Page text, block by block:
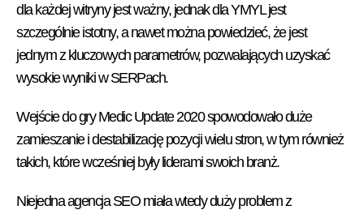
dla każdej witryny jest ważny, jednak dla YMYL jest
szczególnie istotny, a nawet można powiedzieć, że jest
jednym z kluczowych parametrów, pozwalających uzyskać
wysokie wyniki w SERPach.
Wejście do gry Medic Update 2020 spowodowało duże
zamieszanie i destabilizację pozycji wielu stron, w tym również
takich, które wcześniej były liderami swoich branż.
Niejedna agencja SEO miała wtedy duży problem z